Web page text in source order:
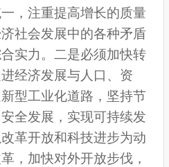
，注重提高增长的质量
社会发展中的各种矛盾
实力。二是必须加快转
经济发展与人口、资
型工业化道路，坚持节
全发展，实现可持续发
革开放和科技进步为动
，加快对外开放步伐，